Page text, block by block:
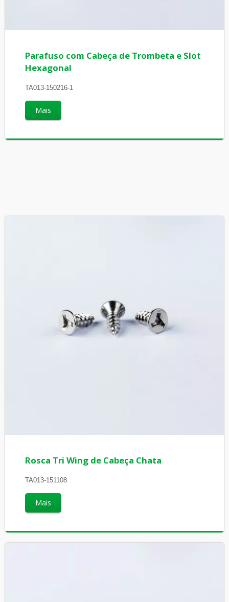
Parafuso com Cabeça de Trombeta e Slot
Hexagonal
TA013-150216-1
Mais
Rosca Tri Wing de Cabeça Chata
TA013-151108
Mais